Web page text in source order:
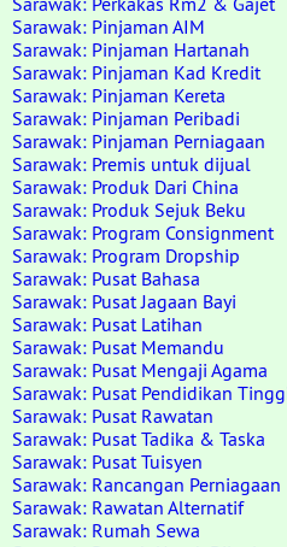
Sarawak: Pinjaman AIM
Sarawak: Pinjaman Hartanah
Sarawak: Pinjaman Kad Kredit
Sarawak: Pinjaman Kereta
Sarawak: Pinjaman Peribadi
Sarawak: Pinjaman Perniagaan
Sarawak: Premis untuk dijual
Sarawak: Produk Dari China
Sarawak: Produk Sejuk Beku
Sarawak: Program Consignment
Sarawak: Program Dropship
Sarawak: Pusat Bahasa
Sarawak: Pusat Jagaan Bayi
Sarawak: Pusat Latihan
Sarawak: Pusat Memandu
Sarawak: Pusat Mengaji Agama
Sarawak: Pusat Pendidikan
Sarawak: Pusat Rawatan
Sarawak: Pusat Tadika & Taska
Sarawak: Pusat Tuisyen
Sarawak: Rancangan Perniagaan
Sarawak: Rawatan Alternatif
Sarawak: Rumah Sewa